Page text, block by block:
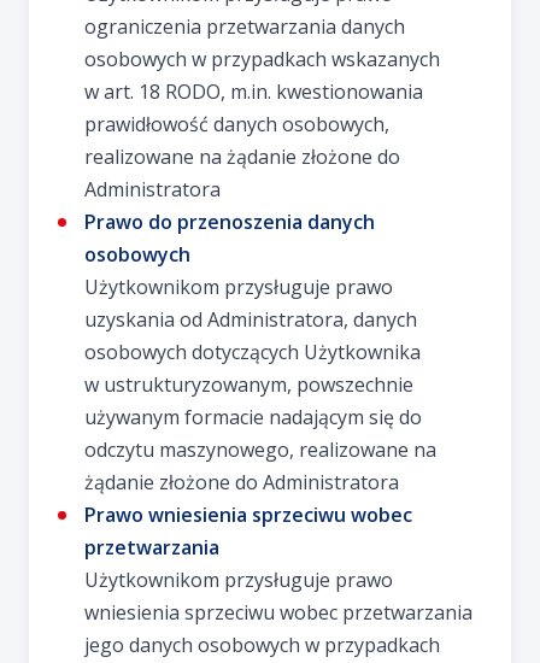
ograniczenia przetwarzania danych
osobowych w przypadkach wskazanych
w art. 18 RODO, m.in. kwestionowania
prawidłowość danych osobowych,
realizowane na żądanie złożone do
Administratora
Prawo do przenoszenia danych
osobowych
Użytkownikom przysługuje prawo
uzyskania od Administratora, danych
osobowych dotyczących Użytkownika
w ustrukturyzowanym, powszechnie
używanym formacie nadającym się do
odczytu maszynowego, realizowane na
żądanie złożone do Administratora
Prawo wniesienia sprzeciwu wobec
przetwarzania
Użytkownikom przysługuje prawo
wniesienia sprzeciwu wobec przetwarzania
jego danych osobowych w przypadkach